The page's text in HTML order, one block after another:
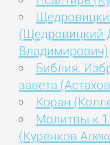
(Щедровицкий
Владимирович)
Библия.
завета
Коран
Молитвы к
(Куренков